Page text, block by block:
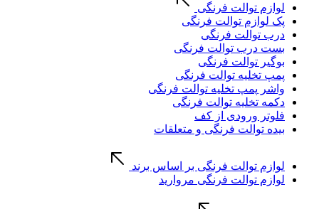
لوازم توالت فرنگی
پک لوازم توالت فرنگی
درب توالت فرنگی
بست درب توالت فرنگی
بوگیر توالت فرنگی
پمپ تخلیه توالت فرنگی
واشر پمپ تخلیه توالت فرنگی
دکمه تخلیه توالت فرنگی
فلوتر ورودی از کف
بیده توالت فرنگی و متعلقات
لوازم توالت فرنگی بر اساس برند
لوازم توالت فرنگی مروارید